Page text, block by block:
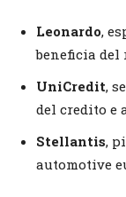
Leonardo,
beneficia
UniCredit,
del credito e
Stellantis,
automotive